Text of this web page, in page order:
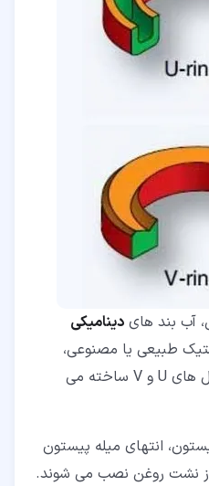
دینامیکی
طبیعی یا مصنوعی،
پلاستیک یا مواد دیگر به شکل های U و V ساخته می
انتهای میله پیستون
از نشت روغن نصب می شوند.